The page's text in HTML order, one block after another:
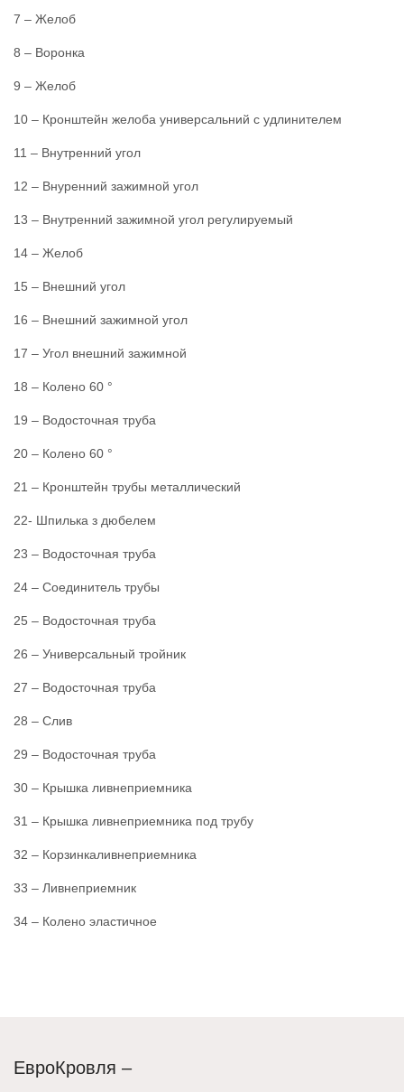
7 – Желоб
8 – Воронка
9 – Желоб
10 – Кронштейн желоба универсальний с удлинителем
11 – Внутренний угол
12 – Внуренний зажимной угол
13 – Внутренний зажимной угол регулируемый
14 – Желоб
15 – Внешний угол
16 – Внешний зажимной угол
17 – Угол внешний зажимной
18 – Колено 60 °
19 – Водосточная труба
20 – Колено 60 °
21 – Кронштейн трубы металлический
22- Шпилька з дюбелем
23 – Водосточная труба
24 – Соединитель трубы
25 – Водосточная труба
26 – Универсальный тройник
27 – Водосточная труба
28 – Слив
29 – Водосточная труба
30 – Крышка ливнеприемника
31 – Крышка ливнеприемника под трубу
32 – Корзинкаливнеприемника
33 – Ливнеприемник
34 – Колено эластичное
ЕвроКровля –